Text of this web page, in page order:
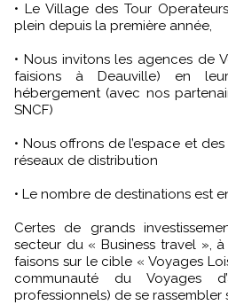
• Le Village des Tour
plein depuis la première année,
• Nous invitons les agences de
faisions à Deauville) en
hébergement (avec nos
SNCF)
• Nous offrons de l’espace et
réseaux de distribution
• Le nombre de destinations est
Certes de grands
secteur du « Business travel »,
faisons sur le cible « Voyages
communauté du Voyages
professionnels) de se rassembler